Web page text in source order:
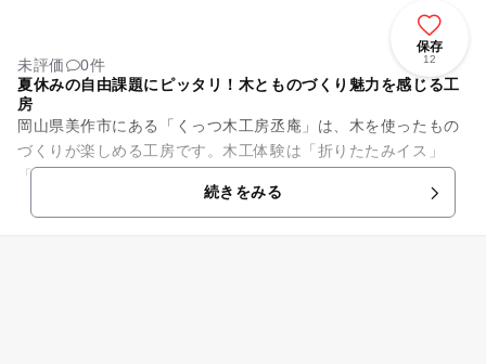
保存
12
未評価
0件
夏休みの自由課題にピッタリ！木とものづくり魅力を感じる工
房
岡山県美作市にある「くっつ木工房丞庵」は、木を使ったもの
づくりが楽しめる工房です。木工体験は「折りたたみイス」
「箸と箸置き」「時計とキーホルダー」の3種類をご用意。材
料選びから、備え付けの工具や...
続きをみる